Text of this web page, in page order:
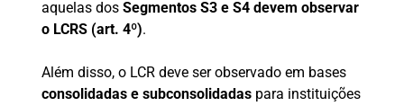
aquelas dos Segmentos S3 e S4 devem observar
o LCRS (art. 4º).
Além disso, o LCR deve ser observado em bases
consolidadas e subconsolidadaspara instituições